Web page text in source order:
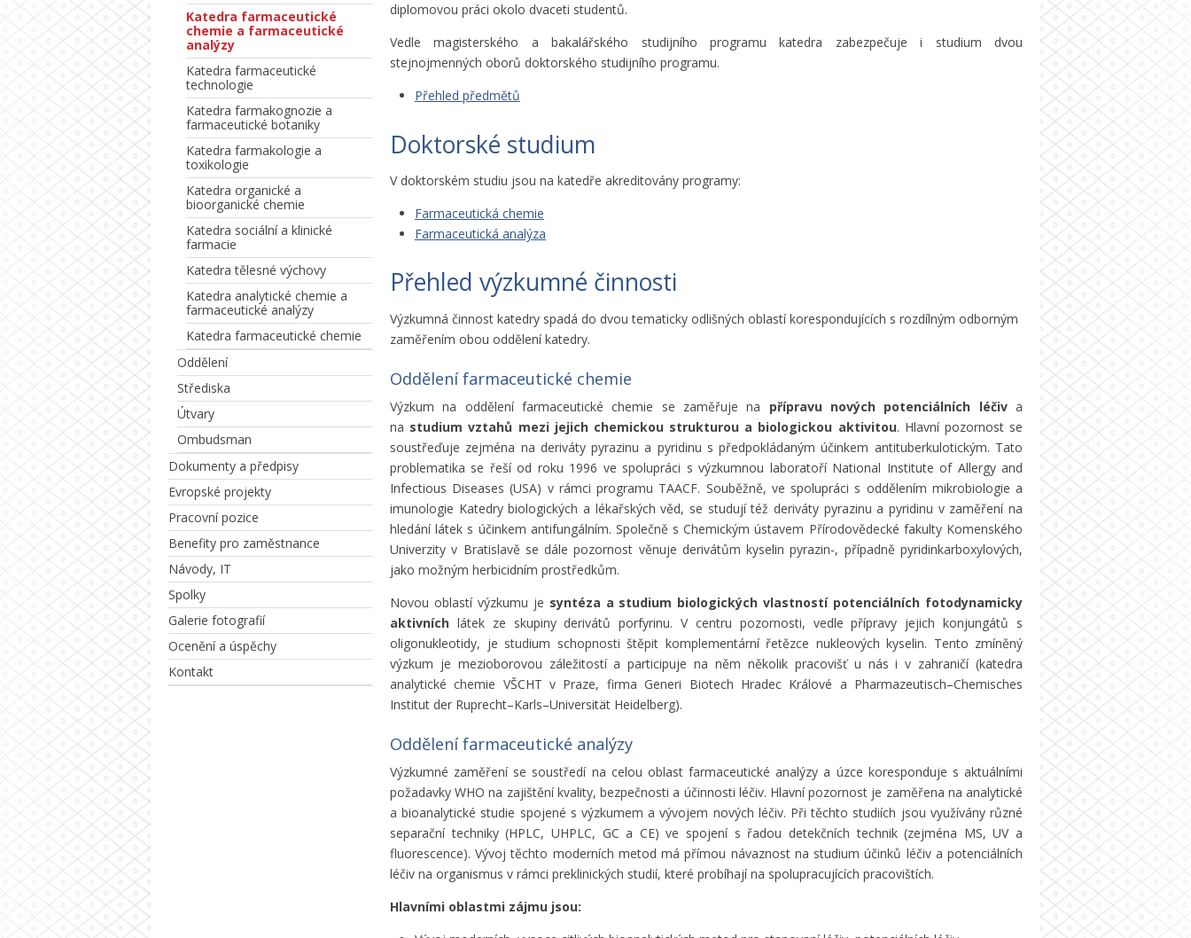
Katedra farmaceutické
chemie a farmaceutické
analýzy
Katedra farmaceutické
technologie
Katedra farmakognozie a
farmaceutické botaniky
Katedra farmakologie a
toxikologie
Katedra organické a
bioorganické chemie
Katedra sociální a klinické
farmacie
Katedra tělesné výchovy
Katedra analytické chemie a
farmaceutické analýzy
Katedra farmaceutické chemie
Oddělení
Střediska
Útvary
Ombudsman
Dokumenty a předpisy
Evropské projekty
Pracovní pozice
Benefity pro zaměstnance
Návody, IT
Spolky
Galerie fotografií
Ocenění a úspěchy
Kontakt
diplomovou práci okolo dvaceti studentů.
Vedle magisterského a bakalářského studijního programu katedra zabezpečuje i studium dvou
stejnojmenných oborů doktorského studijního programu.
Přehled předmětů
Doktorské studium
V doktorském studiu jsou na katedře akreditovány programy:
Farmaceutická chemie
Farmaceutická analýza
Přehled výzkumné činnosti
Výzkumná činnost katedry spadá do dvou tematicky odlišných oblastí korespondujících s rozdílným odborným
zaměřením obou oddělení katedry.
Oddělení farmaceutické chemie
Výzkum na oddělení farmaceutické chemie se zaměřuje na přípravu nových potenciálních léčiva
na studium vztahů mezi jejich chemickou strukturou a biologickou aktivitou. Hlavní pozornost se
soustřeďuje zejména na deriváty pyrazinu a pyridinu s předpokládaným účinkem antituberkulotickým. Tato
problematika se řeší od roku 1996 ve spolupráci s výzkumnou laboratoří National Institute of Allergy and
Infectious Diseases (USA) v rámci programu TAACF. Souběžně, ve spolupráci s oddělením mikrobiologie a
imunologie Katedry biologických a lékařských věd, se studují též deriváty pyrazinu a pyridinu v zaměření na
hledání látek s účinkem antifungálním. Společně s Chemickým ústavem Přírodovědecké fakulty Komenského
Univerzity v Bratislavě se dále pozornost věnuje derivátům kyselin pyrazin-, případně pyridinkarboxylových,
jako možným herbicidním prostředkům.
Novou oblastí výzkumu je syntéza a studium biologických vlastností potenciálních fotodynamicky
aktivních látek ze skupiny derivátů porfyrinu. V centru pozornosti, vedle přípravy jejich konjungátů s
oligonukleotidy, je studium schopnosti štěpit komplementární řetězce nukleových kyselin. Tento zmíněný
výzkum je mezioborovou záležitostí a participuje na něm několik pracovišť u nás i v zahraničí (katedra
analytické chemie VŠCHT v Praze, firma Generi Biotech Hradec Králové a Pharmazeutisch–Chemisches
Institut der Ruprecht–Karls–Universität Heidelberg).
Oddělení farmaceutické analýzy
Výzkumné zaměření se soustředí na celou oblast farmaceutické analýzy a úzce koresponduje s aktuálními
požadavky WHO na zajištění kvality, bezpečnosti a účinnosti léčiv. Hlavní pozornost je zaměřena na analytické
a bioanalytické studie spojené s výzkumem a vývojem nových léčiv. Při těchto studiích jsou využívány různé
separační techniky (HPLC, UHPLC, GC a CE) ve spojení s řadou detekčních technik (zejména MS, UV a
fluorescence). Vývoj těchto moderních metod má přímou návaznost na studium účinků léčiv a potenciálních
léčiv na organismus v rámci preklinických studií, které probíhají na spolupracujících pracovištích.
Hlavními oblastmi zájmu jsou: